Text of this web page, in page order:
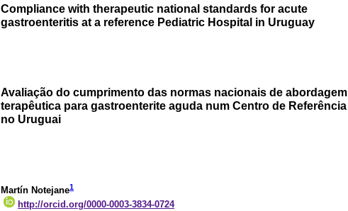
Compliance with therapeutic national standards for acute
gastroenteritis at a reference Pediatric Hospital in Uruguay
Avaliação do cumprimento das normas nacionais de abordagem
terapêutica para gastroenterite aguda num Centro de Referência
no Uruguai
Martín Notejane1
http://orcid.org/0000-0003-3834-0724